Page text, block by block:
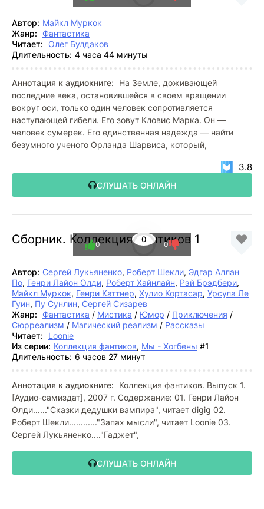
Автор: Майкл Муркок
Жанр:
Фантастика
Читает: Олег Булдаков
Длительность: 4 часа 44 минуты
Аннотация к аудиокниге:
На Земле, доживающей
последние века, остановившейся в своем вращении
вокруг оси, только один человек сопротивляется
наступающей гибели. Его зовут Кловис Марка. Он —
человек сумерек. Его единственная надежда — найти
безумного ученого Орланда Шарвиса, который,
СЛУШАТЬ ОНЛАЙН
3.8
Сборник. Коллекция фантиков 1
0
0 0
Автор: Сергей Лукьяненко, Роберт Шекли, Эдгар Аллан
По, Генри Лайон Олди, Роберт Хайнлайн, Рэй Брэдбери,
Майкл Муркок, Генри Каттнер, Хулио Кортасар, Урсула Ле
Гуин, Пу Сунлин, Сергей Сизарев
Жанр:
Фантастика / Мистика / Юмор / Приключения /
Сюрреализм / Магический реализм / Рассказы
Читает:
Loonie
Из серии: Коллекция фантиков, Мы - Хогбены #1
Длительность: 6 часов 27 минут
Аннотация к аудиокниге:
Коллекция фантиков. Выпуск 1.
[Аудио-самиздат], 2007 г. Содержание: 01. Генри Лайон
Олди......"Сказки дедушки вампира", читает digig 02.
Роберт Шекли............"Запах мысли", читает Loonie 03.
Сергей Лукьяненко...."Гаджет",
СЛУШАТЬ ОНЛАЙН